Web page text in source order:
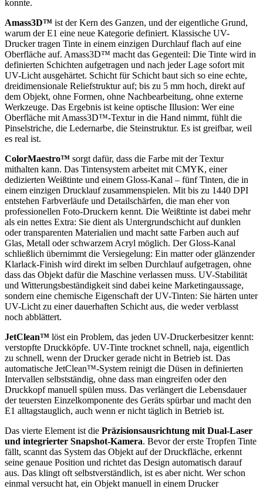
konnte.
Amass3D™ ist der Kern des Ganzen, und der eigentliche Grund,
warum der E1 eine neue Kategorie definiert. Klassische UV-
Drucker tragen Tinte in einem einzigen Durchlauf flach auf eine
Oberfläche auf. Amass3D™ macht das Gegenteil: Die Tinte wird in
definierten Schichten aufgetragen und nach jeder Lage sofort mit
UV-Licht ausgehärtet. Schicht für Schicht baut sich so eine echte,
dreidimensionale Reliefstruktur auf; bis zu 5 mm hoch, direkt auf
dem Objekt, ohne Formen, ohne Nachbearbeitung, ohne externe
Werkzeuge. Das Ergebnis ist keine optische Illusion: Wer eine
Oberfläche mit Amass3D™-Textur in die Hand nimmt, fühlt die
Pinselstriche, die Ledernarbe, die Steinstruktur. Es ist greifbar, weil
es real ist.
ColorMaestro™ sorgt dafür, dass die Farbe mit der Textur
mithalten kann. Das Tintensystem arbeitet mit CMYK, einer
dedizierten Weißtinte und einem Gloss-Kanal – fünf Tinten, die in
einem einzigen Drucklauf zusammenspielen. Mit bis zu 1440 DPI
entstehen Farbverläufe und Detailschärfen, die man eher von
professionellen Foto-Druckern kennt. Die Weißtinte ist dabei mehr
als ein nettes Extra: Sie dient als Untergrundschicht auf dunklen
oder transparenten Materialien und macht satte Farben auch auf
Glas, Metall oder schwarzem Acryl möglich. Der Gloss-Kanal
schließlich übernimmt die Versiegelung: Ein matter oder glänzender
Klarlack-Finish wird direkt im selben Durchlauf aufgetragen, ohne
dass das Objekt dafür die Maschine verlassen muss. UV-Stabilität
und Witterungsbeständigkeit sind dabei keine Marketingaussage,
sondern eine chemische Eigenschaft der UV-Tinten: Sie härten unter
UV-Licht zu einer dauerhaften Schicht aus, die weder verblasst
noch abblättert.
JetClean™ löst ein Problem, das jeden UV-Druckerbesitzer kennt:
verstopfte Druckköpfe. UV-Tinte trocknet schnell, naja, eigentlich
zu schnell, wenn der Drucker gerade nicht in Betrieb ist. Das
automatische JetClean™-System reinigt die Düsen in definierten
Intervallen selbstständig, ohne dass man eingreifen oder den
Druckkopf manuell spülen muss. Das verlängert die Lebensdauer
der teuersten Einzelkomponente des Geräts spürbar und macht den
E1 alltagstauglich, auch wenn er nicht täglich in Betrieb ist.
Das vierte Element ist die Präzisionsausrichtung mit Dual-Laser
und integrierter Snapshot-Kamera. Bevor der erste Tropfen Tinte
fällt, scannt das System das Objekt auf der Druckfläche, erkennt
seine genaue Position und richtet das Design automatisch darauf
aus. Das klingt oft selbstverständlich, ist es aber nicht. Wer schon
einmal versucht hat, ein Objekt manuell in einem Drucker